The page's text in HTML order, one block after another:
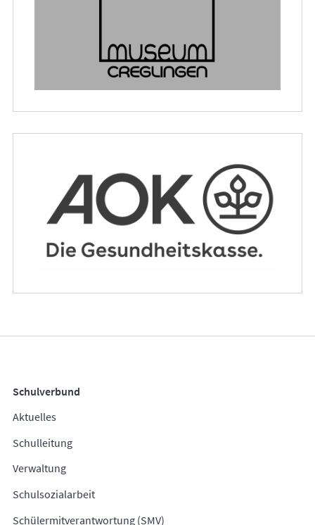
Schulverbund
Aktuelles
Schulleitung
Verwaltung
Schulsozialarbeit
Schülermitverantwortung (SMV)